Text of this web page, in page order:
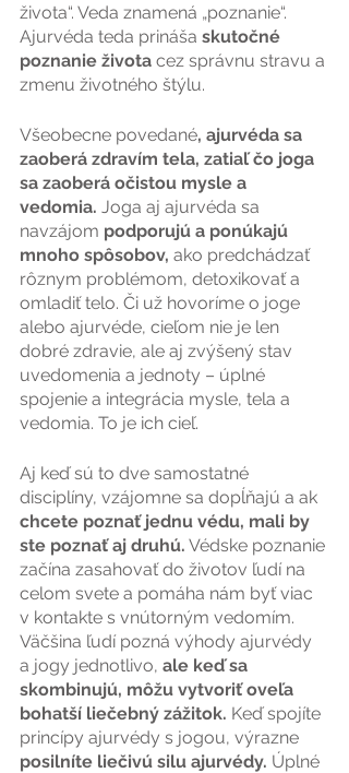
života“. Veda znamená „poznanie“.
Ajurvéda teda prináša skutočné
poznanie života cez správnu stravu a
zmenu životného štýlu.
Všeobecne povedané, ajurvéda sa
zaoberá zdravím tela, zatiaľ čo joga
sa zaoberá očistou mysle a
vedomia. Joga aj ajurvéda sa
navzájom podporujú a ponúkajú
mnoho spôsobov, ako predchádzať
rôznym problémom, detoxikovať a
omladiť telo. Či už hovoríme o joge
alebo ajurvéde, cieľom nie je len
dobré zdravie, ale aj zvýšený stav
uvedomenia a jednoty – úplné
spojenie a integrácia mysle, tela a
vedomia. To je ich cieľ.
Aj keď sú to dve samostatné
disciplíny, vzájomne sa dopĺňajú a ak
chcete poznať jednu védu, mali by
ste poznať aj druhú. Védske poznanie
začína zasahovať do životov ľudí na
celom svete a pomáha nám byť viac
v kontakte s vnútorným vedomím.
Väčšina ľudí pozná výhody ajurvédy
a jogy jednotlivo, ale keď sa
skombinujú, môžu vytvoriť oveľa
bohatší liečebný zážitok. Keď spojíte
princípy ajurvédy s jogou, výrazne
posilníte liečivú silu ajurvédy. Úplné